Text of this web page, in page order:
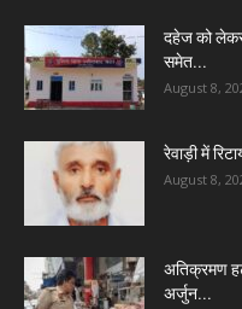
दहेज को लेकर
समेत...
August 8,
रेवाड़ी में
August 8,
अतिक्रमण
अर्जुन...